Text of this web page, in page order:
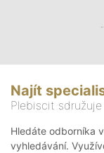
Najít
Plebiscit
Hledáte odborníka
vyhledávání.